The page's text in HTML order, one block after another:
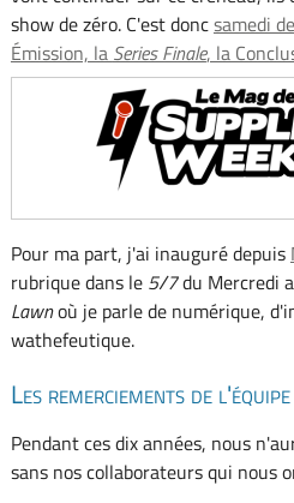
show de zéro. C'est doncsamedi
Émission, la Series Finale, la
Pour ma part, j'ai inauguré depuis
rubrique dans le 5/7du Mercredi
Lawnoù je parle de numérique,
wathefeutique.
Les remerciements de
Pendant ces dix années, nous
sans nos collaborateurs qui nous